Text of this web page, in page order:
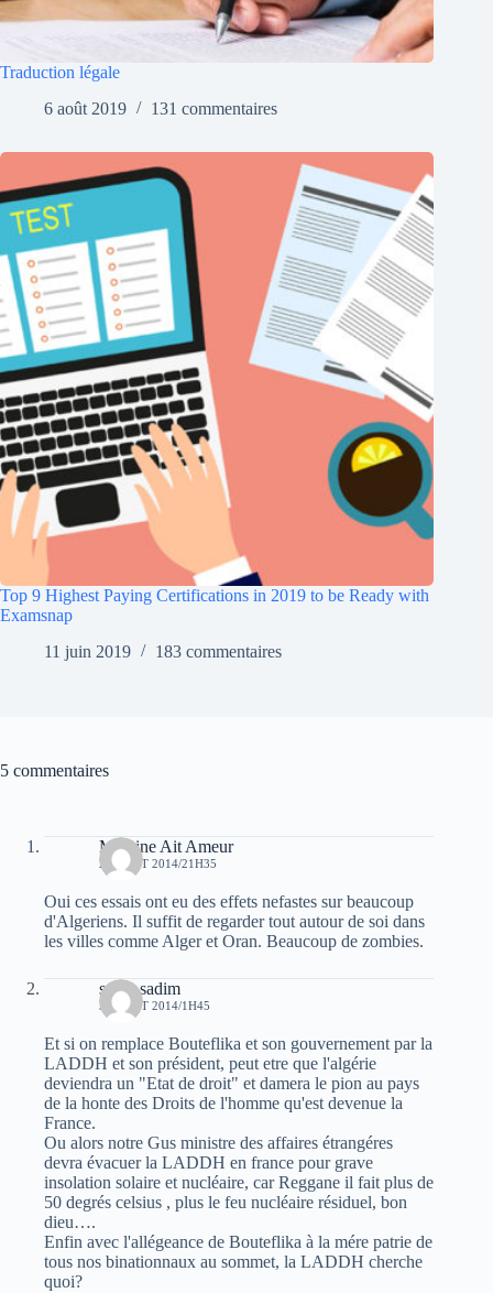
Traduction légale
6 août 2019
131 commentaires
Top 9 Highest Paying Certifications in 2019 to be Ready with
Examsnap
11 juin 2019
183 commentaires
5 commentaires
Massine Ait Ameur
29 AOÛT 2014/21H35
Oui ces essais ont eu des effets nefastes sur beaucoup
d'Algeriens. Il suffit de regarder tout autour de soi dans
les villes comme Alger et Oran. Beaucoup de zombies.
sarah sadim
30 AOÛT 2014/1H45
Et si on remplace Bouteflika et son gouvernement par la
LADDH et son président, peut etre que l'algérie
deviendra un "Etat de droit" et damera le pion au pays
de la honte des Droits de l'homme qu'est devenue la
France.
Ou alors notre Gus ministre des affaires étrangéres
devra évacuer la LADDH en france pour grave
insolation solaire et nucléaire, car Reggane il fait plus de
50 degrés celsius , plus le feu nucléaire résiduel, bon
dieu….
Enfin avec l'allégeance de Bouteflika à la mére patrie de
tous nos binationnaux au sommet, la LADDH cherche
quoi?